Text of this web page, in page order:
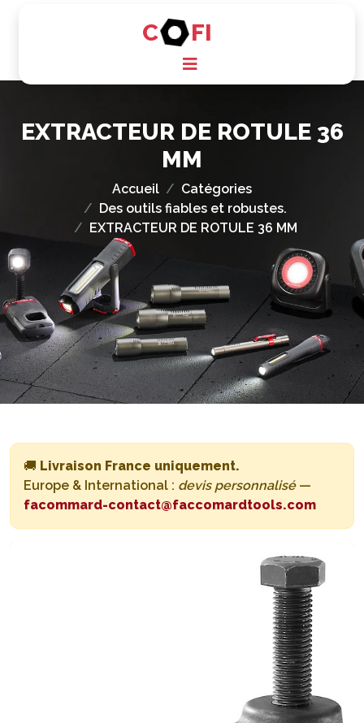
C FI
EXTRACTEUR DE ROTULE 36
MM
Accueil
Catégories
Des outils fiables et robustes.
EXTRACTEUR DE ROTULE 36 MM
🚚 Livraison France uniquement.
Europe & International : devis personnalisé—
facommard-contact@faccomardtools.com